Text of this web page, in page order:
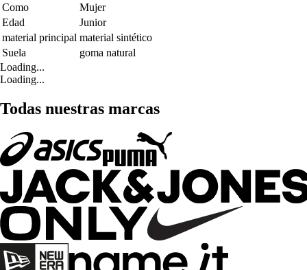
Como
Mujer
Edad
Junior
material principal material sintético
Suela
goma natural
Loading...
Loading...
Todas nuestras marcas